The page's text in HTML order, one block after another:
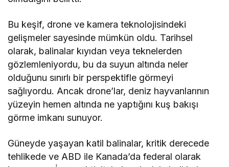
Bu keşif, drone ve kamera teknolojisindeki
gelişmeler sayesinde mümkün oldu. Tarihsel
olarak, balinalar kıyıdan veya teknelerden
gözlemleniyordu, bu da suyun altında neler
olduğunu sınırlı bir perspektifle görmeyi
sağlıyordu. Ancak drone’lar, deniz hayvanlarının
yüzeyin hemen altında ne yaptığını kuş bakışı
görme imkanı sunuyor.
Güneyde yaşayan katil balinalar, kritik derecede
tehlikede ve ABD ile Kanada’da federal olarak